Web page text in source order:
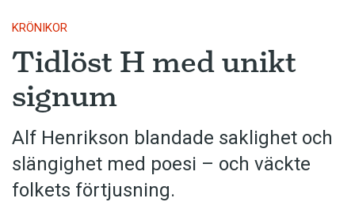
KRÖNIKOR
Tidlöst H med unikt
signum
Alf Henrikson blandade saklighet och
slängighet med poesi – och väckte
folkets förtjusning.